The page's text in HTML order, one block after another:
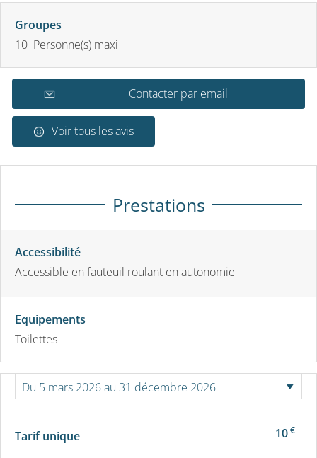
Groupes
10 Personne(s) maxi
Contacter par email
Voir tous les avis
Prestations
Accessibilité
Accessible en fauteuil roulant en autonomie
Equipements
Toilettes
Tarif unique 10€